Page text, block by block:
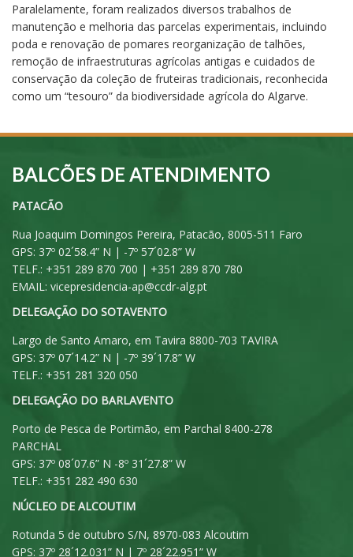
Paralelamente, foram realizados diversos trabalhos de
manutenção e melhoria das parcelas experimentais, incluindo
poda e renovação de pomares reorganização de talhões,
remoção de infraestruturas agrícolas antigas e cuidados de
conservação da coleção de fruteiras tradicionais, reconhecida
como um “tesouro” da biodiversidade agrícola do Algarve.
BALCÕES DE ATENDIMENTO
PATACÃO
Rua Joaquim Domingos Pereira, Patacão, 8005-511 Faro
GPS: 37º 02´58.4” N | -7º 57´02.8” W
TELF.: +351 289 870 700 | +351 289 870 780
EMAIL: vicepresidencia-ap@ccdr-alg.pt
DELEGAÇÃO DO SOTAVENTO
Largo de Santo Amaro, em Tavira 8800-703 TAVIRA
GPS: 37º 07´14.2” N | -7º 39´17.8” W
TELF.: +351 281 320 050
DELEGAÇÃO DO BARLAVENTO
Porto de Pesca de Portimão, em Parchal 8400-278
PARCHAL
GPS: 37º 08´07.6” N -8º 31´27.8” W
TELF.: +351 282 490 630
NÚCLEO DE ALCOUTIM
Rotunda 5 de outubro S/N, 8970-083 Alcoutim
GPS: 37º 28´12.031” N | 7º 28´22.951” W